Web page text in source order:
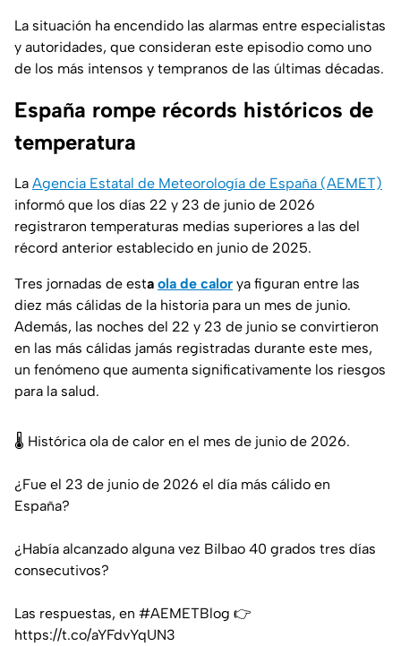
La situación ha encendido las alarmas entre especialistas
y autoridades, que consideran este episodio como uno
de los más intensos y tempranos de las últimas décadas.
España rompe récords históricos de
temperatura
La Agencia Estatal de Meteorología de España (AEMET)
informó que los días 22 y 23 de junio de 2026
registraron temperaturas medias superiores a las del
récord anterior establecido en junio de 2025.
Tres jornadas de esta ola de calor ya figuran entre las
diez más cálidas de la historia para un mes de junio.
Además, las noches del 22 y 23 de junio se convirtieron
en las más cálidas jamás registradas durante este mes,
un fenómeno que aumenta significativamente los riesgos
para la salud.
🌡 Histórica ola de calor en el mes de junio de 2026.
¿Fue el 23 de junio de 2026 el día más cálido en
España?
¿Había alcanzado alguna vez Bilbao 40 grados tres días
consecutivos?
Las respuestas, en #AEMETBlog 👉
https://t.co/aYFdvYqUN3